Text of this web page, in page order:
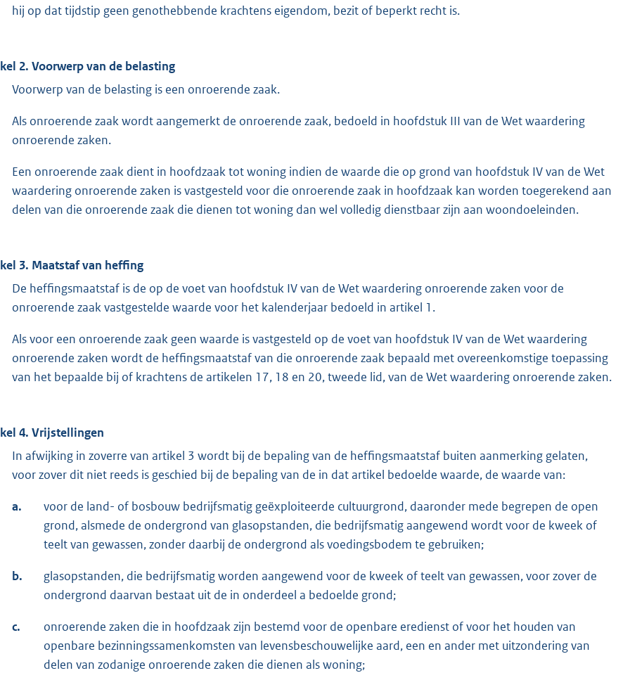
hij op dat tijdstip geen genothebbende krachtens eigendom, bezit of beperkt recht is.
2. Voorwerp van de belasting
Voorwerp van de belasting is een onroerende zaak.
Als onroerende zaak wordt aangemerkt de onroerende zaak, bedoeld in hoofdstuk III van de Wet waardering
onroerende zaken.
Een onroerende zaak dient in hoofdzaak tot woning indien de waarde die op grond van hoofdstuk IV van de Wet
waardering onroerende zaken is vastgesteld voor die onroerende zaak in hoofdzaak kan worden toegerekend aan
delen van die onroerende zaak die dienen tot woning dan wel volledig dienstbaar zijn aan woondoeleinden.
3. Maatstaf van heffing
De heffingsmaatstaf is de op de voet van hoofdstuk IV van de Wet waardering onroerende zaken voor de
onroerende zaak vastgestelde waarde voor het kalenderjaar bedoeld in artikel 1.
Als voor een onroerende zaak geen waarde is vastgesteld op de voet van hoofdstuk IV van de Wet waardering
onroerende zaken wordt de heffingsmaatstaf van die onroerende zaak bepaald met overeenkomstige toepassing
van het bepaalde bij of krachtens de artikelen 17, 18 en 20, tweede lid, van de Wet waardering onroerende zaken.
4. Vrijstellingen
In afwijking in zoverre van artikel 3 wordt bij de bepaling van de heffingsmaatstaf buiten aanmerking gelaten,
voor zover dit niet reeds is geschied bij de bepaling van de in dat artikel bedoelde waarde, de waarde van:
a.
voor de land- of bosbouw bedrijfsmatig geëxploiteerde cultuurgrond, daaronder mede begrepen de open
grond, alsmede de ondergrond van glasopstanden, die bedrijfsmatig aangewend wordt voor de kweek of
teelt van gewassen, zonder daarbij de ondergrond als voedingsbodem te gebruiken;
b.
glasopstanden, die bedrijfsmatig worden aangewend voor de kweek of teelt van gewassen, voor zover de
ondergrond daarvan bestaat uit de in onderdeel a bedoelde grond;
c.
onroerende zaken die in hoofdzaak zijn bestemd voor de openbare eredienst of voor het houden van
openbare bezinningssamenkomsten van levensbeschouwelijke aard, een en ander met uitzondering van
delen van zodanige onroerende zaken die dienen als woning;